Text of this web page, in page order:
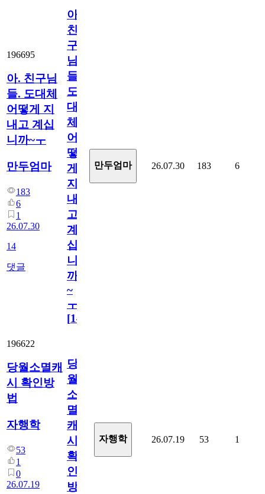
196695
아. 친구님
들. 도대체
어떻게 지
내고 계십
니까~ㅜ
만두엄마
183
6
1
26.07.30
14
댓글
아.
친
구
님
들.
도
대
체
어
떻
게
지
내
고
계
십
니
까
~
ㅜ
[14
만두엄마 26.07.30 183 6
196622
당월소멸캐
시 확인방
법
자행학
53
1
0
26.07.19
당
월
소
멸
캐
시
확
인
방
자행학 26.07.19 53 1